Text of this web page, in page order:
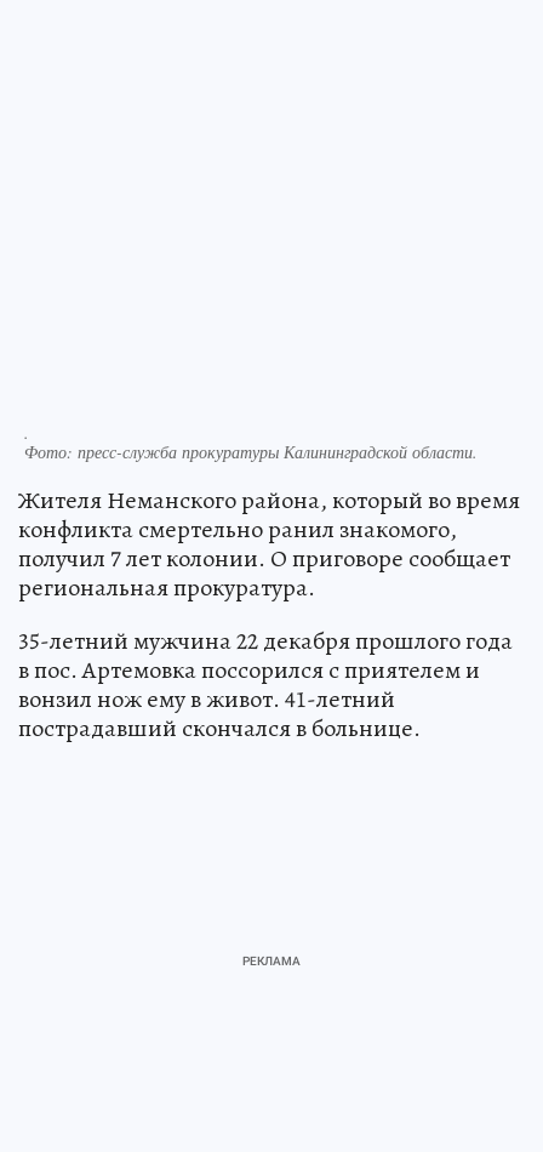
.
Фото: пресс-служба прокуратуры Калининградской области.
Жителя Неманского района, который во время
конфликта смертельно ранил знакомого,
получил 7 лет колонии. О приговоре сообщает
региональная прокуратура.
35-летний мужчина 22 декабря прошлого года
в пос. Артемовка поссорился с приятелем и
вонзил нож ему в живот. 41-летний
пострадавший скончался в больнице.